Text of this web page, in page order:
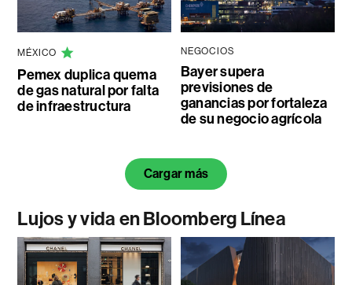
MÉXICO
Pemex duplica quema
de gas natural por falta
de infraestructura
NEGOCIOS
Bayer supera
previsiones de
ganancias por fortaleza
de su negocio agrícola
Cargar más
Lujos y vida en Bloomberg Línea